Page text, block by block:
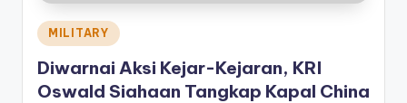
Posted
in
MILITARY
Diwarnai Aksi Kejar-Kejaran, KRI
Oswald Siahaan Tangkap Kapal China